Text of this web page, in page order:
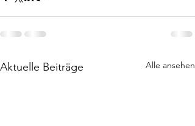
Aktuelle Beiträge Alle ansehen